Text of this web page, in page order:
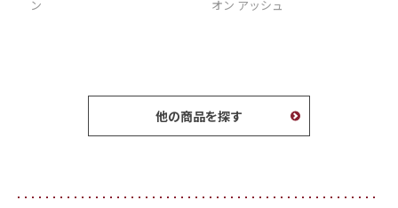
ン
オン アッシュ
他の商品を探す